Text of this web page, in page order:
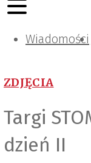
Wiadomości
Tematy
ZDJĘCIA
Targi
dzień II